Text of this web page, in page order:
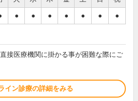
● ● ● ● ● ● ●
接医療機関に掛かる事が困難な際にご
イン診療の詳細をみる